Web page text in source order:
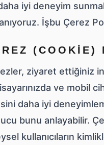
iyi deneyim
İşbu Çerez
(COOKIE)
ziyaret ettiğiniz
ve mobil
daha iyi
bunu anlayabilir.
kullanıcıların